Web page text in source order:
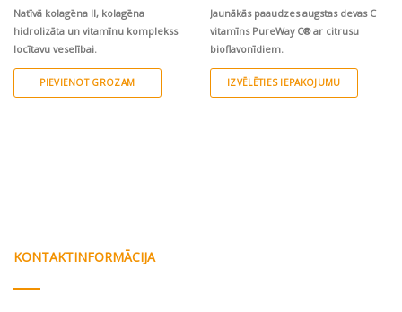
€41.19.€37.07.
Natīvā kolagēna II, kolagēna
hidrolizāta un vitamīnu komplekss
locītavu veselībai.
PIEVIENOT GROZAM
through
€14.92
Jaunākās paaudzes augstas devas C
vitamīns PureWay C® ar citrusu
bioflavonīdiem.
IZVĒLĒTIES IEPAKOJUMU
KONTAKTINFORMĀCIJA